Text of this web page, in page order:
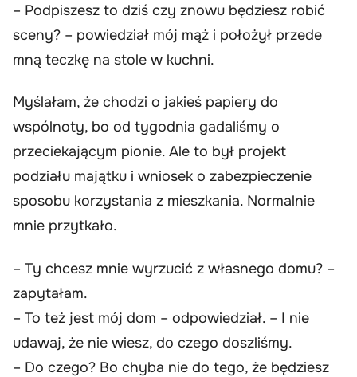
– Podpiszesz to dziś czy znowu będziesz robić
sceny? – powiedział mój mąż i położył przede
mną teczkę na stole w kuchni.
Myślałam, że chodzi o jakieś papiery do
wspólnoty, bo od tygodnia gadaliśmy o
przeciekającym pionie. Ale to był projekt
podziału majątku i wniosek o zabezpieczenie
sposobu korzystania z mieszkania. Normalnie
mnie przytkało.
– Ty chcesz mnie wyrzucić z własnego domu? –
zapytałam.
– To też jest mój dom – odpowiedział. – I nie
udawaj, że nie wiesz, do czego doszliśmy.
– Do czego? Bo chyba nie do tego, że będziesz